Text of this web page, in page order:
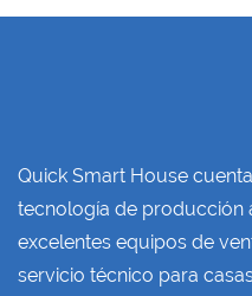
Quick Smart House
tecnología de producción
excelentes equipos de
servicio técnico para